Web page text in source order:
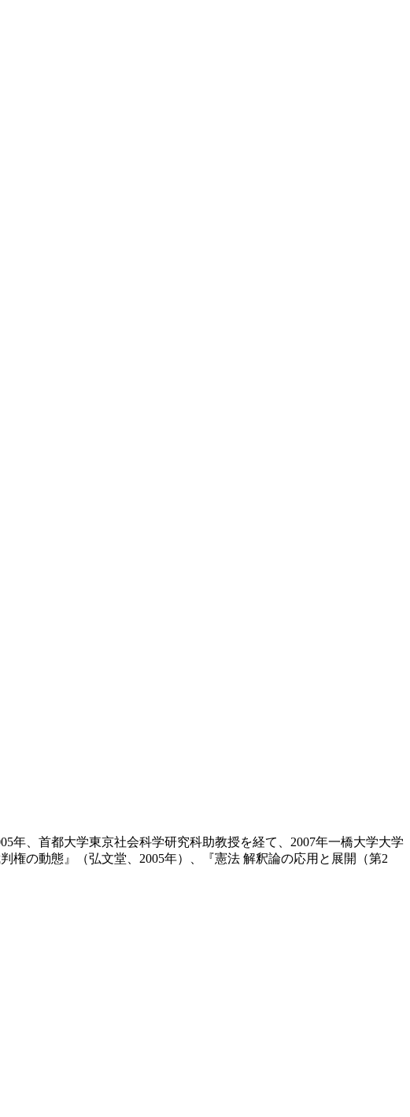
年、首都大学東京社会科学研究科助教授を経て、2007年一橋大学大学
権の動態』（弘文堂、2005年）、『憲法 解釈論の応用と展開（第2